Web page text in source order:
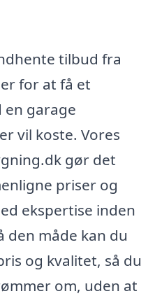
tilbud fra
for at få et
garage
vil koste. Vores
gør det
priser og
ekspertise inden
den måde kan du
og kvalitet, så du
om, uden at